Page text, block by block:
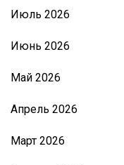
Июль 2026
Июнь 2026
Май 2026
Апрель 2026
Март 2026